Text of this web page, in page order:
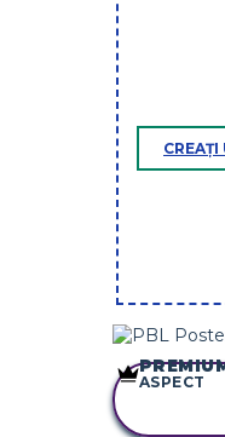
ASPECT